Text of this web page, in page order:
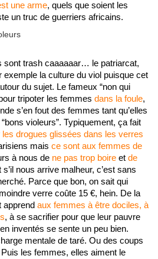
une arme, quels que soient les
un truc de guerriers africains.
sont trash caaaaaar… le patriarcat,
la culture du viol puisque cet
du sujet. Le fameux “non qui
tripoter les femmes dans la foule
s’en fout des femmes tant qu’elles
violeurs”. Typiquement, ça fait
les drogues glissées dans les verres
mais ce sont aux femmes de
à nous de ne pas trop boire et de
s’il nous arrive malheur, c’est sans
Parce que bon, on sait qui
verre coûte 15 €, hein. De la
apprend aux femmes à être dociles, à
, à se sacrifier pour que leur pauvre
inventés se sente un peu bien.
mentale de taré. Ou des coups
les femmes, elles aiment le